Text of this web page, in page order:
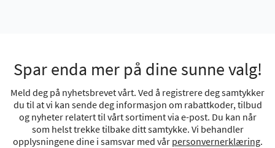
Spar enda mer på dine sunne valg!
Meld deg på nyhetsbrevet vårt. Ved å registrere deg samtykker
du til at vi kan sende deg informasjon om rabattkoder, tilbud
og nyheter relatert til vårt sortiment via e-post. Du kan når
som helst trekke tilbake ditt samtykke. Vi behandler
opplysningene dine i samsvar med vår personvernerklæring.